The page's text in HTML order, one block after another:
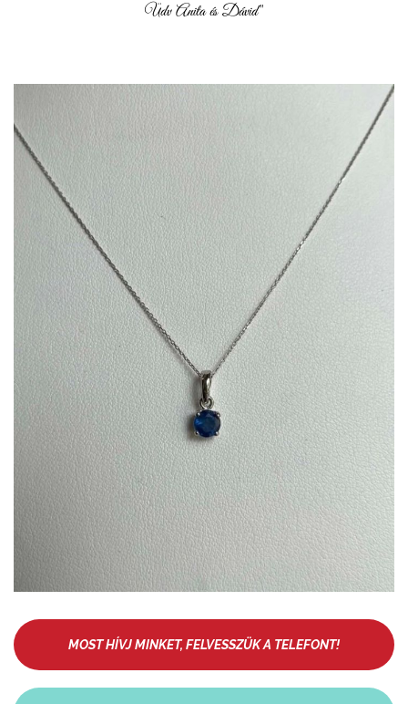
Üdv Anita és Dávid"
MOST HÍVJ MINKET, FELVESSZÜK A TELEFONT!